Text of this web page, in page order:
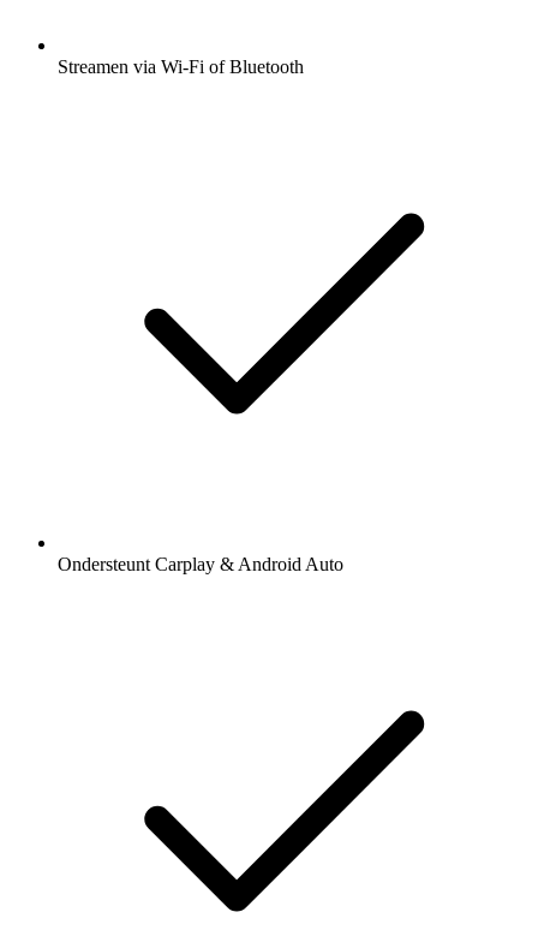
Streamen via Wi-Fi of Bluetooth
Ondersteunt Carplay & Android Auto